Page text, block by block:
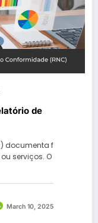
de
documenta f
serviços. O
March 10, 2025